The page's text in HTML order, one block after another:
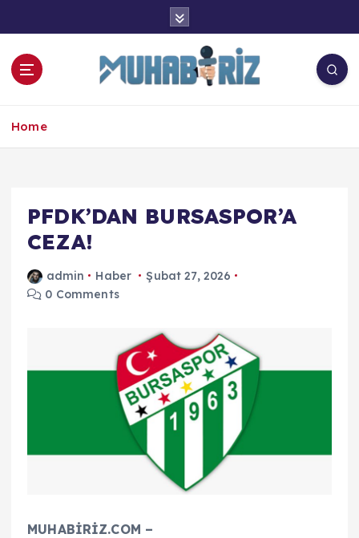
Home
PFDK’DAN BURSASPOR’A
CEZA!
admin Haber
Şubat 27, 2026
0 Comments
MUHABİRİZ.COM –